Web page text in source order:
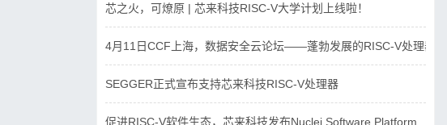
芯之火，可燎原 | 芯来科技RISC-V大学计划上线啦！
4月11日CCF上海，数据安全云论坛——蓬勃发展的RISC-V处理器
SEGGER正式宣布支持芯来科技RISC-V处理器
促进RISC-V软件生态，芯来科技发布Nuclei Software Platform